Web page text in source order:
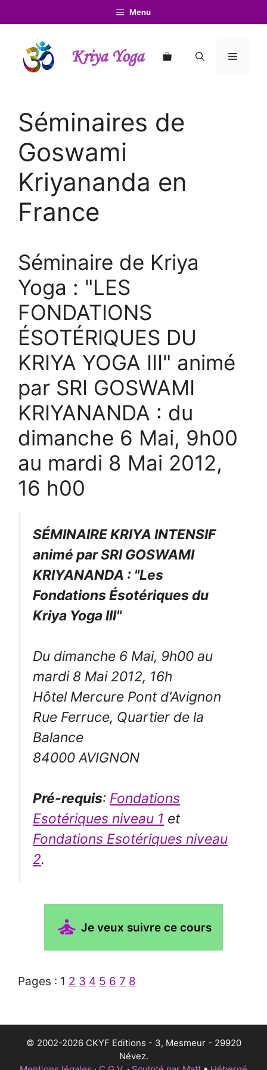
au
contenu
Menu
Kriya Yoga Menu
Séminaires de
Goswami
Kriyananda en
France
Séminaire de Kriya
Yoga : "LES
FONDATIONS
ÉSOTÉRIQUES DU
KRIYA YOGA III" animé
par SRI GOSWAMI
KRIYANANDA : du
dimanche 6 Mai, 9h00
au mardi 8 Mai 2012,
16 h00
SÉMINAIRE KRIYA INTENSIF
animé par SRI GOSWAMI
KRIYANANDA : "Les
Fondations Ésotériques du
Kriya Yoga III"
Du dimanche 6 Mai, 9h00 au
mardi 8 Mai 2012, 16h
Hôtel Mercure Pont d'Avignon
Rue Ferruce, Quartier de la
Balance
84000 AVIGNON
Pré-requis: Fondations
Esotériques niveau 1 et
Fondations Esotériques niveau
2.
Je veux suivre ce cours
Pages : 1 2 3 4 5 6 7 8
© 2002-2026 CKYF Editions - 3, Mesmeur - 29920
Névez.